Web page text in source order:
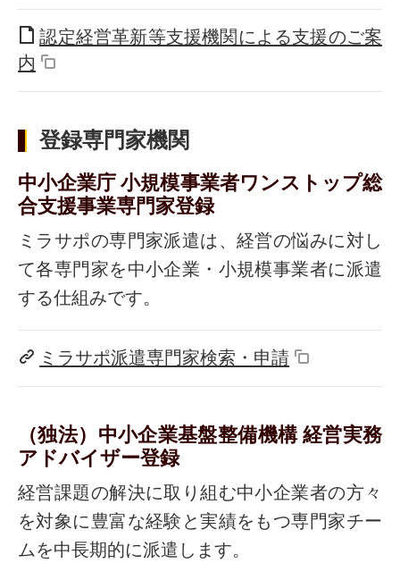
認定経営革新等支援機関による支援のご案
内
登録専門家機関
中小企業庁 小規模事業者ワンストップ総
合支援事業専門家登録
ミラサポの専門家派遣は、経営の悩みに対し
て各専門家を中小企業・小規模事業者に派遣
する仕組みです。
ミラサポ派遣専門家検索・申請
（独法）中小企業基盤整備機構 経営実務
アドバイザー登録
経営課題の解決に取り組む中小企業者の方々
を対象に豊富な経験と実績をもつ専門家チー
ムを中長期的に派遣します。